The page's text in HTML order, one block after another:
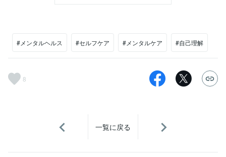
#メンタルヘルス #セルフケア #メンタルケア #自己理解
8
一覧に戻る